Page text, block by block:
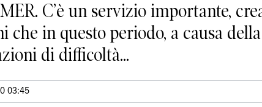
C’è un servizio importante,
che in questo periodo, a causa
di difficoltà...
03:45